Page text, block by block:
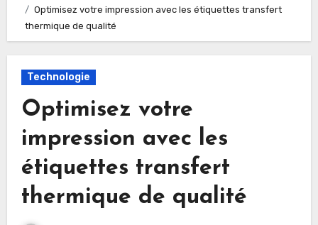
Optimisez votre impression avec les étiquettes transfert
thermique de qualité
Technologie
Optimisez votre
impression avec les
étiquettes transfert
thermique de qualité